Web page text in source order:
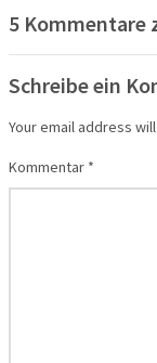
5 Kommentare
Schreibe ein
Your email address
Kommentar *